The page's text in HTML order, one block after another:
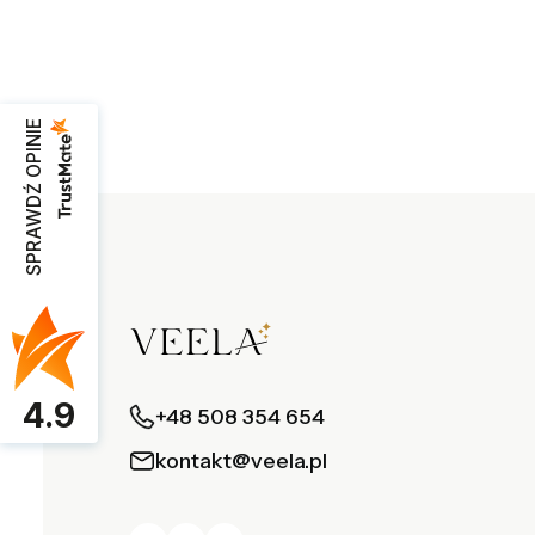
+48 508 354 654
kontakt@veela.pl
SPRAWDŹ OPINIE
4.9